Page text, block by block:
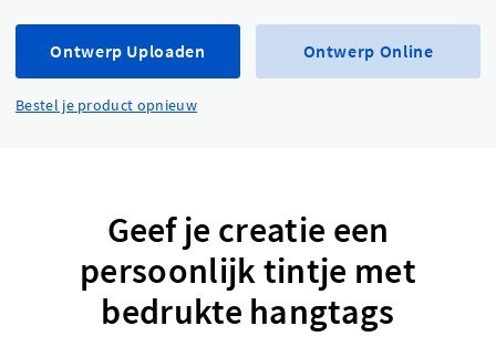
Ontwerp Uploaden Ontwerp Online
Bestel je product opnieuw
Geef je creatie een
persoonlijk tintje met
bedrukte hangtags